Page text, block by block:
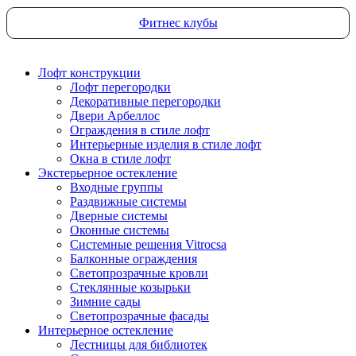
Фитнес клубы
Лофт конструкции
Лофт перегородки
Декоративные перегородки
Двери Арбеллос
Ограждения в стиле лофт
Интерьерные изделия в стиле лофт
Окна в стиле лофт
Экстерьерное остекление
Входные группы
Раздвижные системы
Дверные системы
Оконные системы
Системные решения Vitrocsa
Балконные ограждения
Светопрозрачные кровли
Стеклянные козырьки
Зимние сады
Светопрозрачные фасады
Интерьерное остекление
Лестницы для библиотек